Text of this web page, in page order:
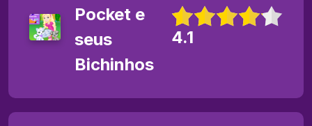
Pocket e
seus
Bichinhos
4.1